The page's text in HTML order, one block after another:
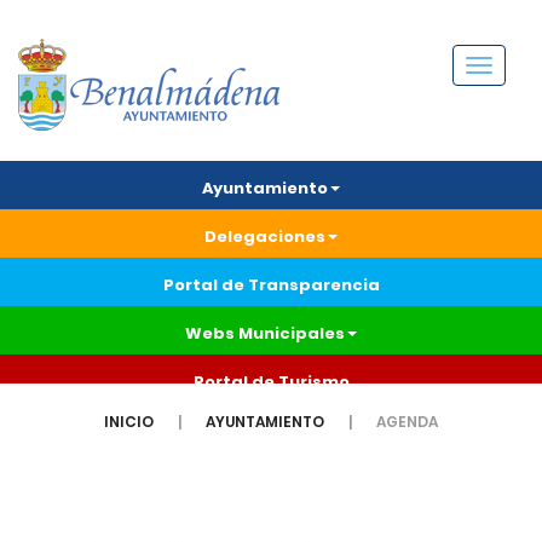
Menú
Ayuntamiento
Delegaciones
Portal de Transparencia
Webs Municipales
Portal de Turismo
INICIO AYUNTAMIENTO AGENDA